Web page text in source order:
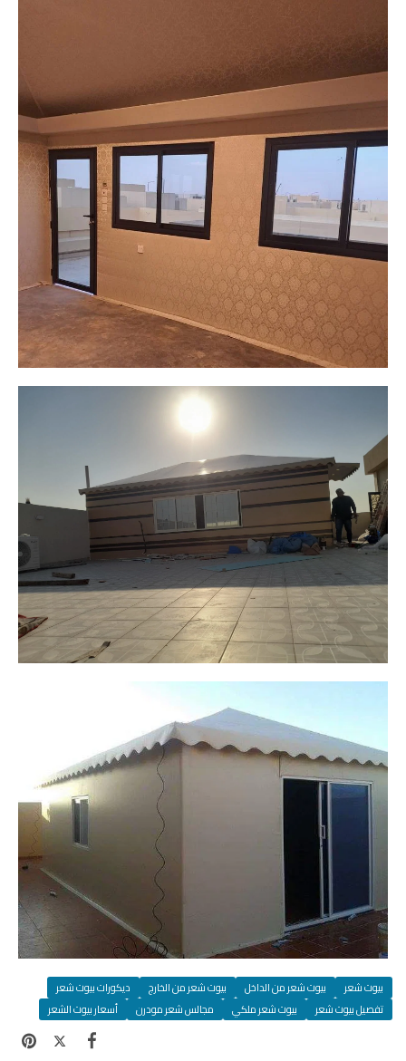
بيوت شعر بيوت شعر من الداخل بيوت شعر من الخارج
ديكورات بيوت شعر
تفصيل بيوت شعر
بيوت شعر ملكي مجالس شعر مودرن أسعار بيوت الشعر